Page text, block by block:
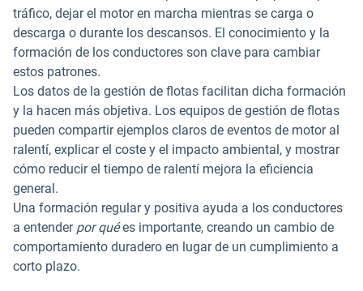
tráfico, dejar el motor en marcha mientras se carga o
descarga o durante los descansos. El conocimiento y la
formación de los conductores son clave para cambiar
estos patrones.
Los datos de la gestión de flotas facilitan dicha formación
y la hacen más objetiva. Los equipos de gestión de flotas
pueden compartir ejemplos claros de eventos de motor al
ralentí, explicar el coste y el impacto ambiental, y mostrar
cómo reducir el tiempo de ralentí mejora la eficiencia
general.
Una formación regular y positiva ayuda a los conductores
a entender por quées importante, creando un cambio de
comportamiento duradero en lugar de un cumplimiento a
corto plazo.